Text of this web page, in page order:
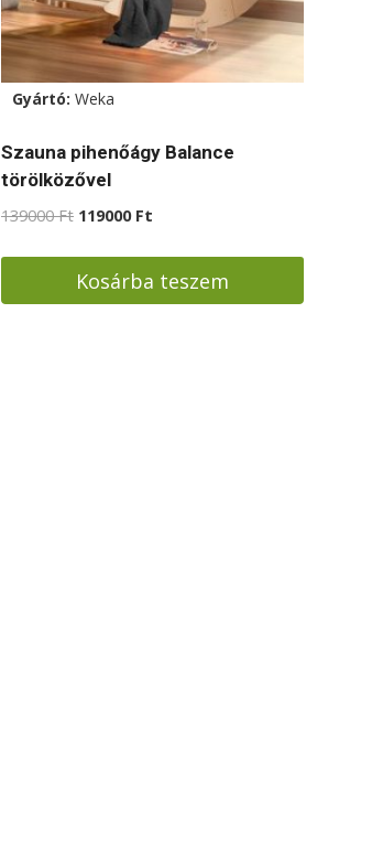
Gyártó: Weka
Szauna pihenőágy Balance
törölközővel
139000Ft Original
139000 Ft.
119000 Ft
119000 Ft.
Kosárba teszem